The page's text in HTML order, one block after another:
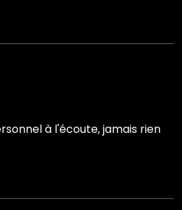
à l'écoute, jamais rien